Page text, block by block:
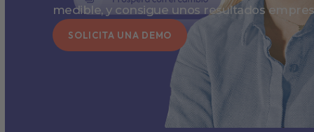
medible, y consigue unos resultados
SOLICITA UNA DEMO